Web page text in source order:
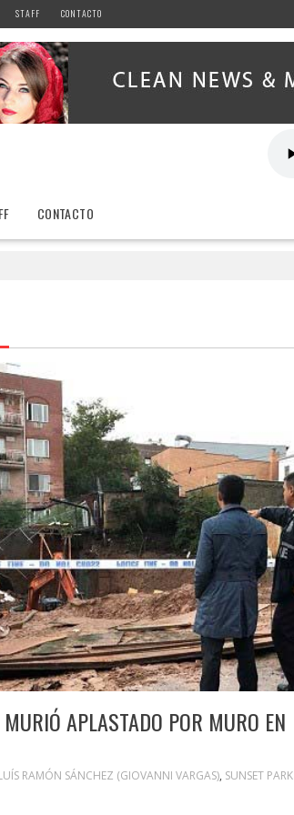
STAFF CONTACTO
CONTACTO
APLASTADO POR MURO EN
RAMÓN SÁNCHEZ (GIOVANNI VARGAS), SUNSET PARK